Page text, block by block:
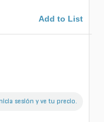
Add to List
sesión y ve tu precio.